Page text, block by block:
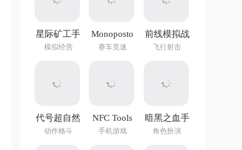
星际矿工手
游
模拟经营
Monoposto
最新版
赛车竞速
前线模拟战
飞行射击
代号超自然
手游官方版
动作格斗
NFC Tools
PRO官方正
手机游戏
暗黑之血手
游
角色扮演